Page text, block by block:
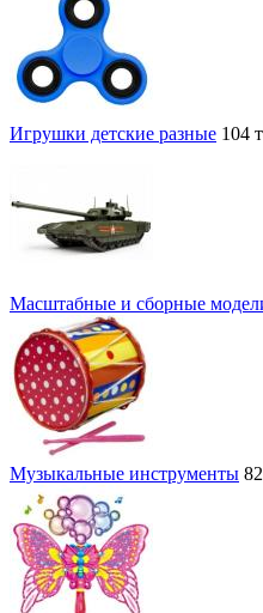
Игрушки детские разные 104
Масштабные и сборные
Музыкальные инструменты